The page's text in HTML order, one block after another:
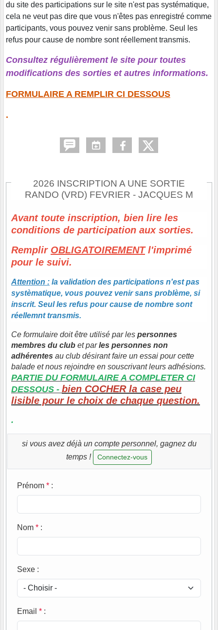
du site des participations sur le site n'est pas systématique,
cela ne veut pas dire que vous n'êtes pas enregistré comme
participants, vous pouvez venir sans problème. Seul les
refus pour cause de nombre sont réellement transmis.
Consultez régulièrement le site pour toutes
modifications des sorties et autres informations.
FORMULAIRE A REMPLIR CI DESSOUS
.
2026 INSCRIPTION A UNE SORTIE
RANDO (VRD) FEVRIER - JACQUES M
Avant toute inscription, bien lire les
conditions de participation aux sorties.
Remplir OBLIGATOIREMENTl'imprimé
pour le suivi.
Attention : la validation des participations n'est pas
systèmatique, vous pouvez venir sans problème, si
inscrit. Seul les refus pour cause de nombre sont
réellemnt transmis.
Ce formulaire doit être utilisé par les personnes
membres du club et parles personnes non
adhérentes au club désirant faire un essai pour cette
balade et nous rejoindre en souscrivant leurs adhésions.
PARTIE DU FORMULAIRE A COMPLETER CI
DESSOUS - bien COCHER la case peu
lisible pour le choix de chaque question.
.
si vous avez déjà un compte personnel, gagnez du
temps !
Connectez-vous
Prénom * :
Nom * :
Sexe :
Email * :